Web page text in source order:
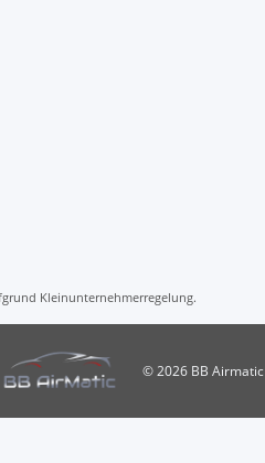
Kleinunternehmerregelung.
© 2026 BB Airmatic